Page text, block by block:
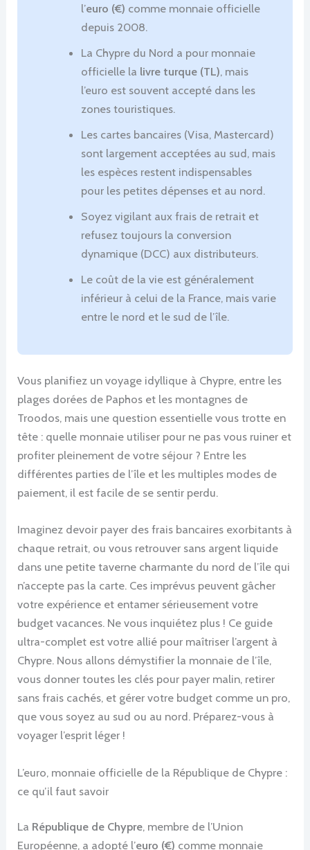
l’euro (€) comme monnaie officielle
depuis 2008.
La Chypre du Nord a pour monnaie
officielle la livre turque (TL), mais
l’euro est souvent accepté dans les
zones touristiques.
Les cartes bancaires (Visa, Mastercard)
sont largement acceptées au sud, mais
les espèces restent indispensables
pour les petites dépenses et au nord.
Soyez vigilant aux frais de retrait et
refusez toujours la conversion
dynamique (DCC) aux distributeurs.
Le coût de la vie est généralement
inférieur à celui de la France, mais varie
entre le nord et le sud de l’île.
Vous planifiez un voyage idyllique à Chypre, entre les
plages dorées de Paphos et les montagnes de
Troodos, mais une question essentielle vous trotte en
tête : quelle monnaie utiliser pour ne pas vous ruiner et
profiter pleinement de votre séjour ? Entre les
différentes parties de l’île et les multiples modes de
paiement, il est facile de se sentir perdu.
Imaginez devoir payer des frais bancaires exorbitants à
chaque retrait, ou vous retrouver sans argent liquide
dans une petite taverne charmante du nord de l’île qui
n’accepte pas la carte. Ces imprévus peuvent gâcher
votre expérience et entamer sérieusement votre
budget vacances. Ne vous inquiétez plus ! Ce guide
ultra-complet est votre allié pour maîtriser l’argent à
Chypre. Nous allons démystifier la monnaie de l’île,
vous donner toutes les clés pour payer malin, retirer
sans frais cachés, et gérer votre budget comme un pro,
que vous soyez au sud ou au nord. Préparez-vous à
voyager l’esprit léger !
L’euro, monnaie officielle de la République de Chypre :
ce qu’il faut savoir
La République de Chypre, membre de l’Union
Européenne, a adopté l’euro (€) comme monnaie